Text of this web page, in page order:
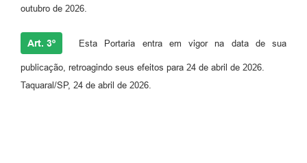
outubro de 2026.
Art. 3º Esta Portaria entra em vigor na data de sua
publicação, retroagindo seus efeitos para 24 de abril de 2026.
Taquaral/SP, 24 de abril de 2026.